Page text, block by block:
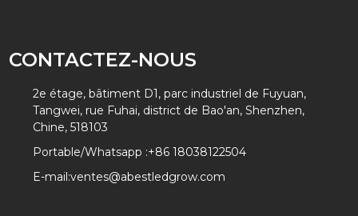
CONTACTEZ-NOUS
2e étage, bâtiment D1, parc industriel de Fuyuan,
Tangwei, rue Fuhai, district de Bao'an, Shenzhen,
Chine, 518103
Portable/Whatsapp :+86 18038122504
E-mail:ventes@abestledgrow.com